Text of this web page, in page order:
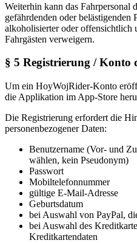
Weiterhin kann das Fahrpersonal
gefährdenden oder belästigenden
alkoholisierter oder offensichtlich
Fahrgästen verweigern.
§ 5 Registrierung / Konto
Um ein HoyWojRider-Konto
die Applikation im App-Store
Die Registrierung erfordert die
personenbezogener Daten:
Benutzername (Vor- und
wählen, kein Pseudonym)
Passwort
Mobiltelefonnummer
gültige E-Mail-Adresse
Geburtsdatum
bei Auswahl von PayPal,
bei Auswahl des
Kreditkartendaten